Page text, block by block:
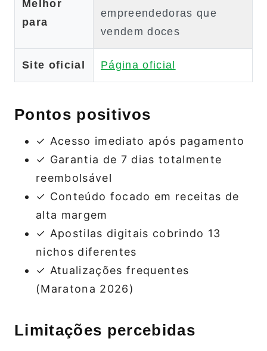
Melhor
para
empreendedoras que
vendem doces
Site oficial Página oficial
Pontos positivos
✓ Acesso imediato após pagamento
✓ Garantia de 7 dias totalmente
reembolsável
✓ Conteúdo focado em receitas de
alta margem
✓ Apostilas digitais cobrindo 13
nichos diferentes
✓ Atualizações frequentes
(Maratona 2026)
Limitações percebidas